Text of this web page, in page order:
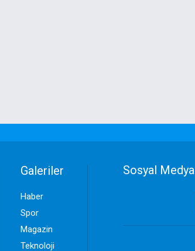
Galeriler
Haber
Spor
Magazin
Teknoloji
Sosyal Medya